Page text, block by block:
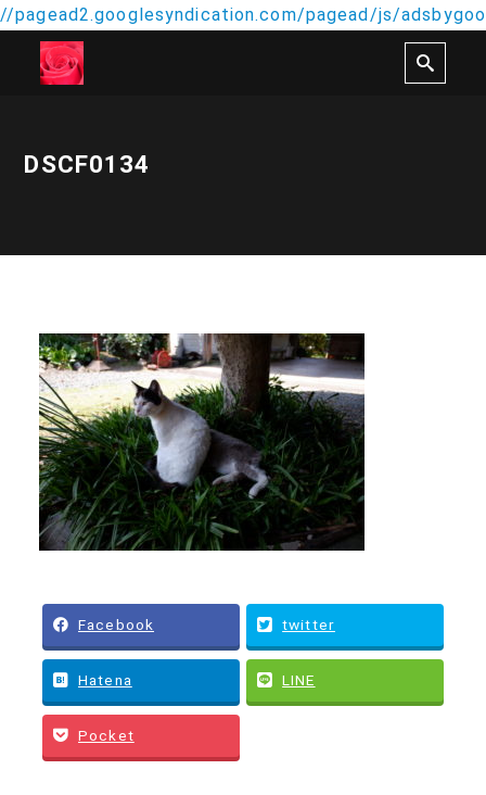
//pagead2.googlesyndication.com/pagead/js/
DSCF0134
Facebook twitter
Hatena LINE
Pocket